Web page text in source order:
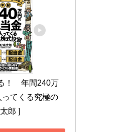
！　年間240万
てくる究極の
郎 ]